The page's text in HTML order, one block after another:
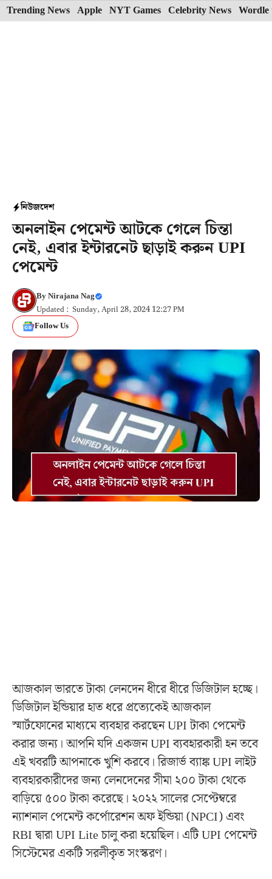
Skip
to
Trending News Apple NYT Games Celebrity News Wordle
নিউজদেশ
অনলাইন পেমেন্ট আটকে গেলে চিন্তা
নেই, এবার ইন্টারনেট ছাড়াই করুন UPI
পেমেন্ট
ByNirajana Nag
Updated : Sunday, April 28, 2024 12:27 PM
Follow Us
আজকাল ভারতে টাকা লেনদেন ধীরে ধীরে ডিজিটাল হচ্ছে।
ডিজিটাল ইন্ডিয়ার হাত ধরে প্রত্যেকেই আজকাল
স্মার্টফোনের মাধ্যমে ব্যবহার করছেন UPI টাকা পেমেন্ট
করার জন্য। আপনি যদি একজন UPI ব্যবহারকারী হন তবে
এই খবরটি আপনাকে খুশি করবে। রিজার্ভ ব্যাঙ্ক UPI লাইট
ব্যবহারকারীদের জন্য লেনদেনের সীমা ২০০ টাকা থেকে
বাড়িয়ে ৫০০ টাকা করেছে। ২০২২ সালের সেপ্টেম্বরে
ন্যাশনাল পেমেন্ট কর্পোরেশন অফ ইন্ডিয়া (NPCI) এবং
RBI দ্বারা UPI Lite চালু করা হয়েছিল। এটি UPI পেমেন্ট
সিস্টেমের একটি সরলীকৃত সংস্করণ।